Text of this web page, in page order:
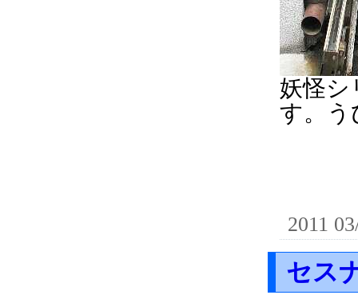
妖怪シ
す。う
2011
セス